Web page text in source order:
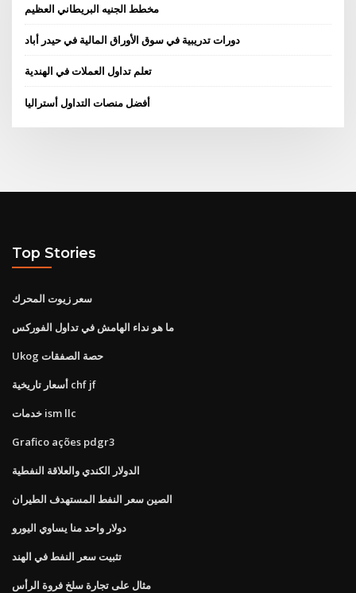
مخطط الجنيه البريطاني العظيم
دورات تدريبية في سوق الأوراق المالية في حيدر أباد
تعلم تداول العملات في الهندية
أفضل منصات التداول أستراليا
Top Stories
سعر زيوت المحرك
ما هو نداء الهامش في تداول الفوركس
Ukog حصة الصفقات
أسعار تاريخية chf jf
خدمات ism llc
Grafico ações pdgr3
الدولار الكندي والعلاقة النفطية
الصين سعر النفط المستهدف الطيران
دولار واحد منا يساوي اليورو
تثبيت سعر النفط في الهند
مثال على تجارة سلخ فروة الرأس